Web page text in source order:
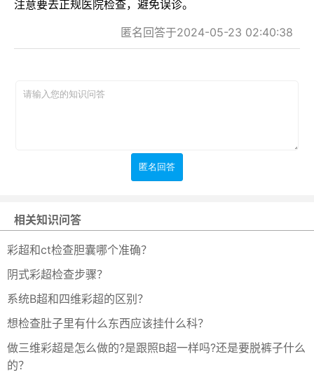
注意要去正规医院检查，避免误诊。
匿名回答于2024-05-23 02:40:38
相关知识问答
彩超和ct检查胆囊哪个准确？
阴式彩超检查步骤？
系统B超和四维彩超的区别？
想检查肚子里有什么东西应该挂什么科？
做三维彩超是怎么做的?是跟照B超一样吗?还是要脱裤子什么
的？